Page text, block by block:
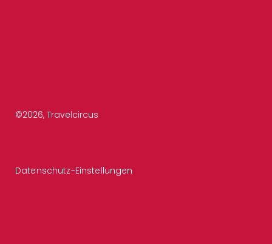
©2026, Travelcircus
Datenschutz-Einstellungen